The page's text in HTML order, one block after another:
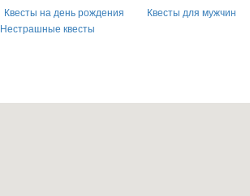
Квесты на день рождения
Квесты для мужчин
Нестрашные квесты